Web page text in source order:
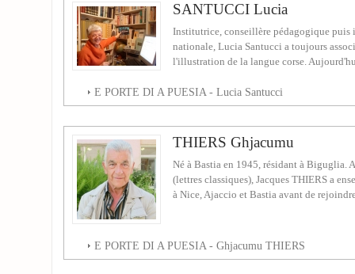
SANTUCCI Lucia
Institutrice, conseillère pédagogique puis
nationale, Lucia Santucci a toujours
l'illustration de la langue corse.
E PORTE DI A PUESIA - Lucia Santucci
THIERS Ghjacumu
Né à Bastia en 1945, résidant à Biguglia.
(lettres classiques), Jacques THIERS a
à Nice, Ajaccio et Bastia avant de
E PORTE DI A PUESIA - Ghjacumu THIERS